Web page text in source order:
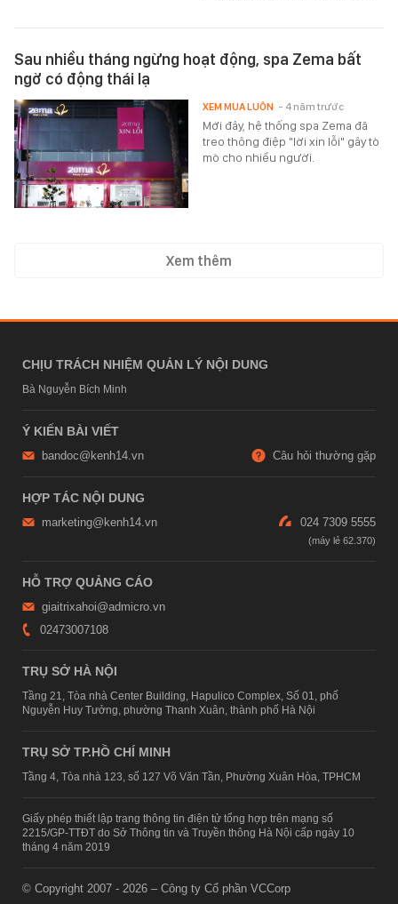
Sau nhiều tháng ngừng hoạt động, spa Zema bất
ngờ có động thái lạ
Mới đây, hệ thống spa Zema đã
treo thông điệp "lời xin lỗi" gây tò
mò cho nhiều người.
XEM MUA LUÔN - 4 năm trước
Xem thêm
CHỊU TRÁCH NHIỆM QUẢN LÝ NỘI DUNG
Bà Nguyễn Bích Minh
Ý KIẾN BÀI VIẾT
bandoc@kenh14.vn Câu hỏi thường gặp
HỢP TÁC NỘI DUNG
marketing@kenh14.vn 024 7309 5555
HỖ TRỢ QUẢNG CÁO
giaitrixahoi@admicro.vn
02473007108
TRỤ SỞ HÀ NỘI
Tầng 21, Tòa nhà Center Building, Hapulico Complex, Số 01, phố
Nguyễn Huy Tưởng, phường Thanh Xuân, thành phố Hà Nội
TRỤ SỞ TP.HỒ CHÍ MINH
Tầng 4, Tòa nhà 123, số 127 Võ Văn Tần, Phường Xuân Hòa, TPHCM
Giấy phép thiết lập trang thông tin điện tử tổng hợp trên mạng số
2215/GP-TTĐT do Sở Thông tin và Truyền thông Hà Nội cấp ngày 10
tháng 4 năm 2019
© Copyright 2007 - 2026 – Công ty Cổ phần VCCorp